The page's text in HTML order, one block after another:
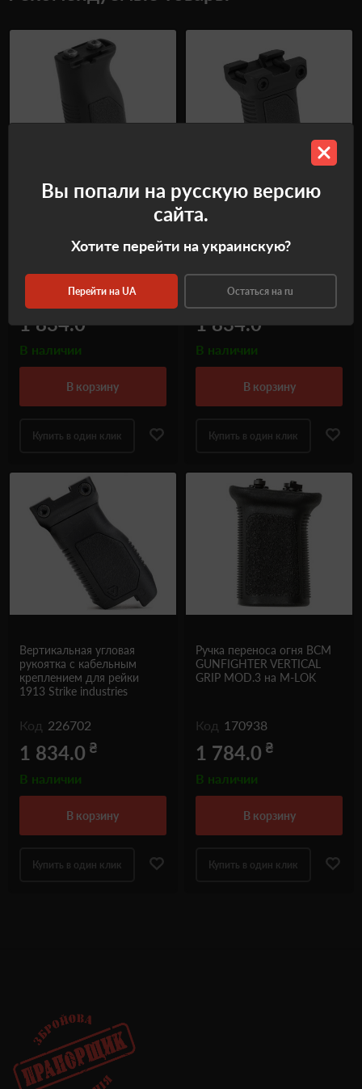
длинная (Пикатинни) Strike
209999
1 834.0
В наличии
в корзину
Купить в один клик
Industries Picatinny Small
226704
1 834.0
В наличии
в корзину
Купить в один клик
Вертикальная угловая
рукоятка с кабельным
креплением для рейки
1913 Strike industries
Код 226702
1 834.0 ₴
В наличии
в корзину
Купить в один клик
Ручка переноса огня BCM
GUNFIGHTER VERTICAL
GRIP MOD.3 на M-LOK
Код 170938
1 784.0 ₴
В наличии
в корзину
Купить в один клик
Вы попали на русскую версию
сайта.
Хотите перейти на украинскую?
Перейти на UA Остаться на ru